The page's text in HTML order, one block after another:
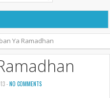
Ya Ramadhan
-NO COMMENTS